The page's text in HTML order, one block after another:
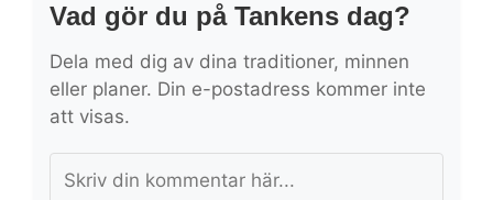
Vad gör du på Tankens dag?
Dela med dig av dina traditioner, minnen
eller planer. Din e-postadress kommer inte
att visas.